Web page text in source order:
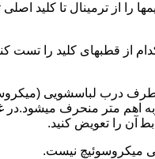
را از ﺗﺮﻣﯿﻨﺎل ﺗﺎ ﮐﻠﯿﺪ
از قطبهای ﮐﻠﯿﺪ را
درب لباسشویی
اهم متر ﻣﻨﺤﺮف
آن را ﺗﻌﻮﯾﺾ کنید.
ﻣﯿﮑﺮوﺳﻮﺋﯿﭻ نیست.